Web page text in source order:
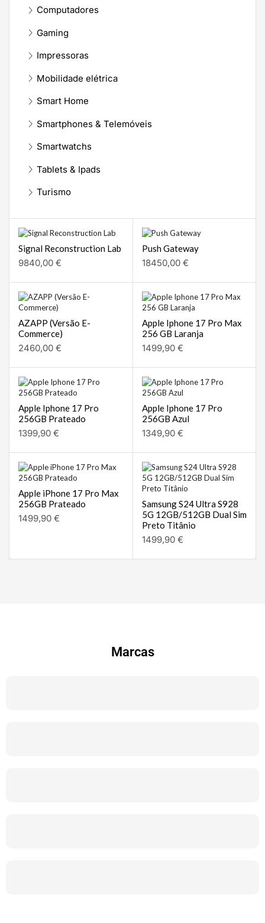
Computadores
Gaming
Impressoras
Mobilidade elétrica
Smart Home
Smartphones & Telemóveis
Smartwatchs
Tablets & Ipads
Turismo
Signal Reconstruction Lab
9840,00 €
Push Gateway
18450,00 €
AZAPP (Versão E-
Commerce)
2460,00 €
Apple Iphone 17 Pro Max
256 GB Laranja
1499,90 €
Apple Iphone 17 Pro
256GB Prateado
1399,90 €
Apple Iphone 17 Pro
256GB Azul
1349,90 €
Apple iPhone 17 Pro Max
256GB Prateado
1499,90 €
Samsung S24 Ultra S928
5G 12GB/512GB Dual Sim
Preto Titânio
1499,90 €
Marcas